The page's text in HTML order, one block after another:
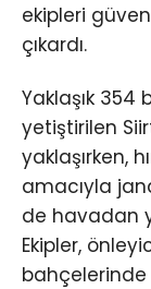
ekipleri
çıkardı.
Yaklaşık
yetiştirilen
yaklaşırken,
amacıyla
de havadan
Ekipler,